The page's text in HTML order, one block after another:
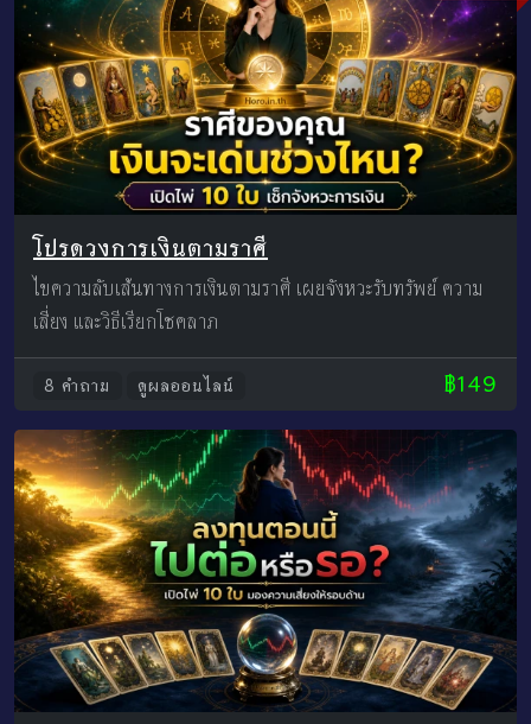
โปรดวงการเงินตามราศี
ไขความลับเส้นทางการเงินตามราศี เผยจังหวะรับทรัพย์ ความ
เสี่ยง และวิธีเรียกโชคลาภ
8 คำถาม ดูผลออนไลน์ ฿149